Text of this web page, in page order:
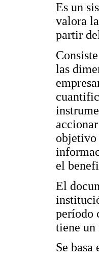
Es un
valora
partir
las
objetivo
el
El
período
tiene un
Se basa